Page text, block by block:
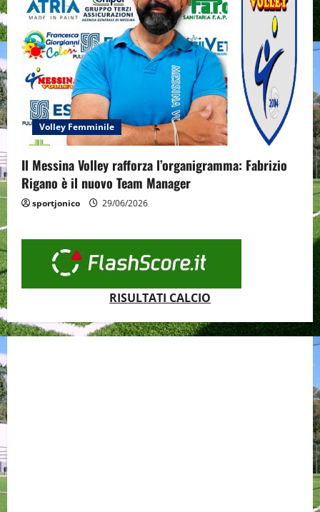
Volley Femminile
Il Messina Volley rafforza l’organigramma: Fabrizio
Rigano è il nuovo Team Manager
sportjonico 29/06/2026
RISULTATI CALCIO